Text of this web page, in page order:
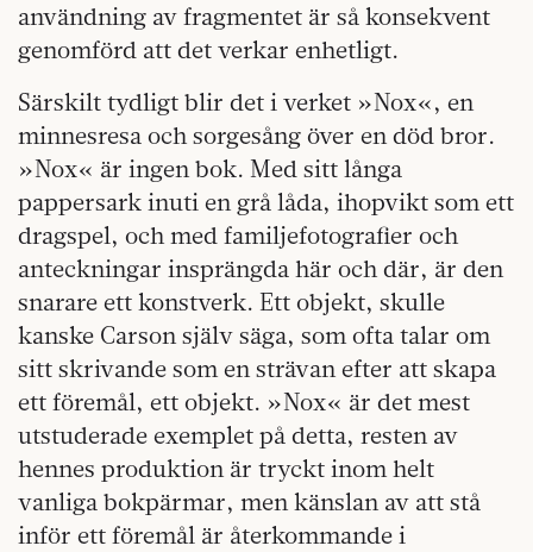
användning av fragmentet är så konsekvent
genomförd att det verkar enhetligt.
Särskilt tydligt blir det i verket »Nox«, en
minnesresa och sorgesång över en död bror.
»Nox« är ingen bok. Med sitt långa
pappersark inuti en grå låda, ihopvikt som ett
dragspel, och med familjefotografier och
anteckningar insprängda här och där, är den
snarare ett konstverk. Ett objekt, skulle
kanske Carson själv säga, som ofta talar om
sitt skrivande som en strävan efter att skapa
ett föremål, ett objekt. »Nox« är det mest
utstuderade exemplet på detta, resten av
hennes produktion är tryckt inom helt
vanliga bokpärmar, men känslan av att stå
inför ett föremål är återkommande i